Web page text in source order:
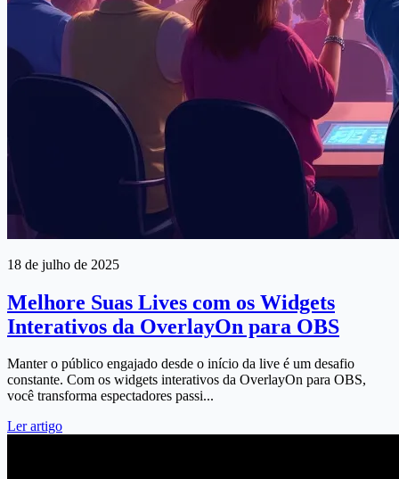
18 de julho de 2025
Melhore Suas Lives com os Widgets
Interativos da OverlayOn para OBS
Manter o público engajado desde o início da live é um desafio
constante. Com os widgets interativos da OverlayOn para OBS,
você transforma espectadores passi...
Ler artigo